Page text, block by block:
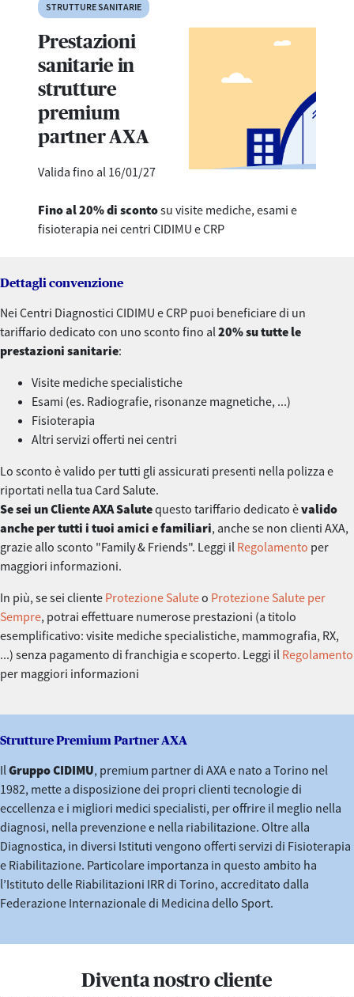
STRUTTURE SANITARIE
Prestazioni
sanitarie in
strutture
premium
partner AXA
Valida fino al 16/01/27
Fino al 20% di scontosu visite mediche, esami e
fisioterapia nei centri CIDIMU e CRP
Dettagli convenzione
Nei Centri Diagnostici CIDIMU e CRP puoi beneficiare di un
tariffario dedicato con uno sconto fino al20% su tutte le
prestazioni sanitarie:
Visite mediche specialistiche
Esami (es. Radiografie, risonanze magnetiche, ...)
Fisioterapia
Altri servizi offerti nei centri
Lo sconto è valido per tutti gli assicurati presenti nella polizza e
riportati nella tua Card Salute.
Se sei un Cliente AXA Salutequesto tariffario dedicato èvalido
anche per tutti i tuoi amici e familiari, anche se non clienti AXA,
grazie allo sconto "Family & Friends". Leggi il Regolamento per
maggiori informazioni.
In più, se sei cliente Protezione Saluteo Protezione Salute per
Sempre, potrai effettuare numerose prestazioni (a titolo
esemplificativo: visite mediche specialistiche, mammografia, RX,
...) senza pagamento di franchigia e scoperto. Leggi il Regolamento
per maggiori informazioni
Strutture Premium Partner AXA
IlGruppo CIDIMU, premium partner di AXA e nato a Torino nel
1982, mette a disposizione dei propri clienti tecnologie di
eccellenza e i migliori medici specialisti, per offrire il meglio nella
diagnosi, nella prevenzione e nella riabilitazione. Oltre alla
Diagnostica, in diversi Istituti vengono offerti servizi di Fisioterapia
e Riabilitazione. Particolare importanza in questo ambito ha
l’Istituto delle Riabilitazioni IRR di Torino, accreditato dalla
Federazione Internazionale di Medicina dello Sport.
Diventa nostro cliente